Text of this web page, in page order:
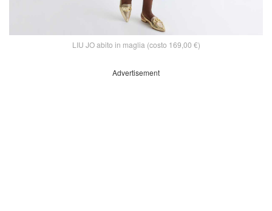
LIU JO abito in maglia (costo 169,00 €)
Advertisement